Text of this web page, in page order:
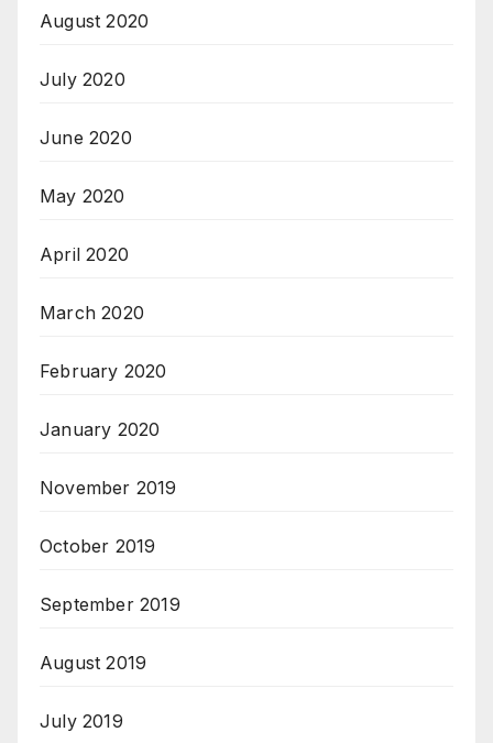
August 2020
July 2020
June 2020
May 2020
April 2020
March 2020
February 2020
January 2020
November 2019
October 2019
September 2019
August 2019
July 2019